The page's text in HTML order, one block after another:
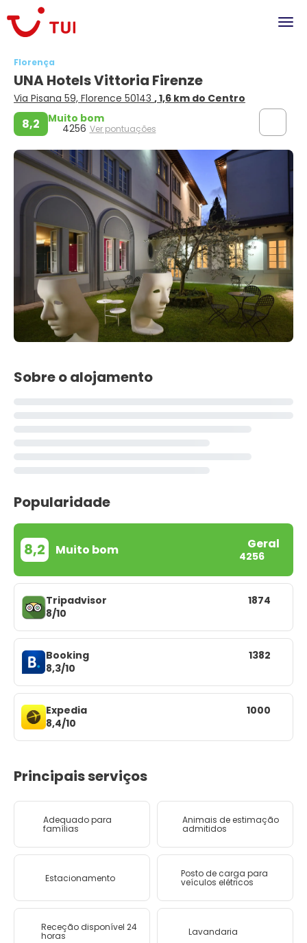
Florença
UNA Hotels Vittoria Firenze
Via Pisana 59, Florence 50143 , 1,6 km do Centro
8,2 Muito bom
4256 Ver pontuações
Sobre o alojamento
Popularidade
8,2 Muito bom Geral
4256
Tripadvisor
8/10
1874
Booking
8,3/10
1382
Expedia
8,4/10
1000
Principais serviços
Adequado para
famílias
Animais de estimação
admitidos
Estacionamento Posto de carga para
veículos elétricos
Receção disponível 24
horas Lavandaria